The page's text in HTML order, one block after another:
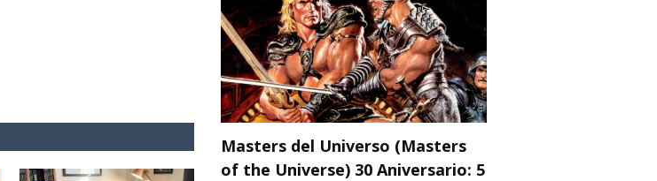
Masters del Universo (Masters
of the Universe) 30 Aniversario: 5